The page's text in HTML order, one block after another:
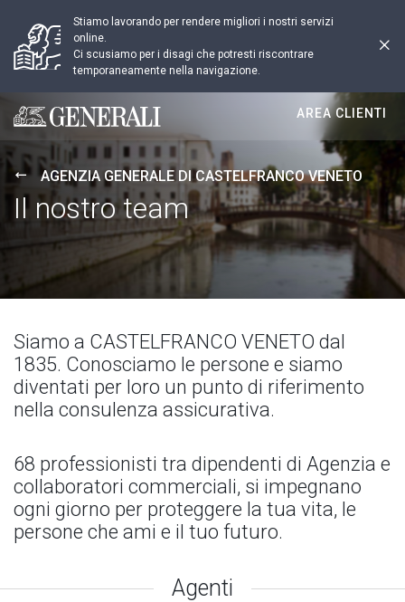
Stiamo lavorando per rendere migliori i nostri servizi
online.
Ci scusiamo per i disagi che potresti riscontrare
temporaneamente nella navigazione.
Generali logo
AREA CLIENTI
AGENZIA GENERALE DI CASTELFRANCO VENETO
Il nostro team
Siamo a CASTELFRANCO VENETO dal
1835. Conosciamo le persone e siamo
diventati per loro un punto di riferimento
nella consulenza assicurativa.
68 professionisti tra dipendenti di Agenzia e
collaboratori commerciali, si impegnano
ogni giorno per proteggere la tua vita, le
persone che ami e il tuo futuro.
Agenti